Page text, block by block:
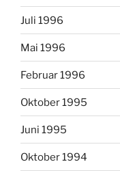
Juli 1996
Mai 1996
Februar 1996
Oktober 1995
Juni 1995
Oktober 1994